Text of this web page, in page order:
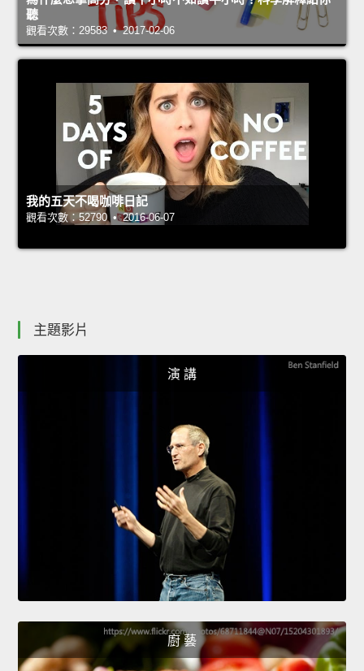
聽
觀看次數：29583 • 2017-02-06
我的五天不喝咖啡日記
觀看次數：52790 • 2016-06-07
主題影片
演 講
廚 藝